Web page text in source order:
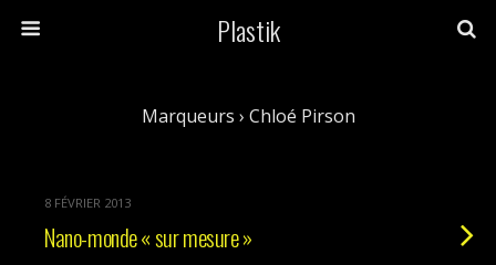
Plastik
Marqueurs › Chloé Pirson
8 FÉVRIER 2013
Nano-monde « sur mesure »